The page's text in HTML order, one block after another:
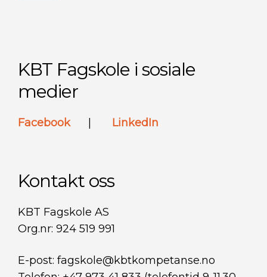
KBT Fagskole i sosiale
medier
Facebook LinkedIn
Kontakt oss
KBT Fagskole AS
Org.nr: 924 519 991
E-post: fagskole@kbtkompetanse.no